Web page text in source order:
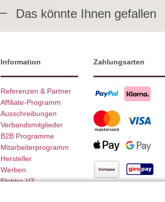
Das könnte Ihnen gefallen
Information
Referenzen & Partner
Affiliate-Programm
Ausschreibungen
Verbandsmitglieder
B2B Programme
Mitarbeiterprogramm
Hersteller
Werben
Elektro-VZ
Zahlungsarten